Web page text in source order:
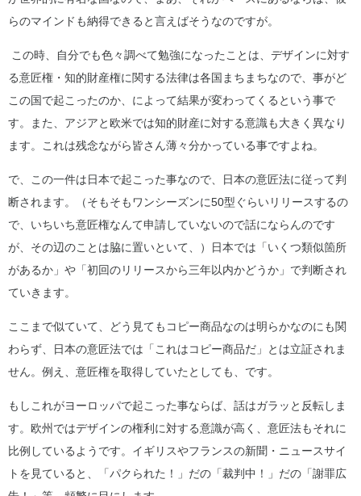
らのマインドも納得できると言えばそうなのですが。
この時、自分でも色々調べて勉強になったことは、デザインに対す
る意匠権・知的財産権に関する法律は各国まちまちなので、事がど
この国で起こったのか、によって結果が変わってくるという事で
す。また、アジアと欧米では知的財産に対する意識も大きく異なり
ます。これは残念ながら皆さん薄々分かっている事ですよね。
で、この一件は日本で起こった事なので、日本の意匠法に従って判
断されます。（そもそもワンシーズンに50型ぐらいリリースするの
で、いちいち意匠権なんて申請していないので話にならんのです
が、その辺のことは脇に置いといて、）日本では「いくつ類似箇所
があるか」や「初回のリリースから三年以内かどうか」で判断され
ていきます。
ここまで似ていて、どう見てもコピー商品なのは明らかなのにも関
わらず、日本の意匠法では「これはコピー商品だ」とは立証されま
せん。例え、意匠権を取得していたとしても、です。
もしこれがヨーロッパで起こった事ならば、話はガラッと反転しま
す。欧州ではデザインの権利に対する意識が高く、意匠法もそれに
比例しているようです。イギリスやフランスの新聞・ニュースサイ
トを見ていると、「パクられた！」だの「裁判中！」だの「謝罪広